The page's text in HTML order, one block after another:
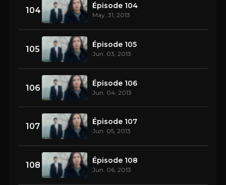
104 Épisode 104
May. 31, 2013
105 Épisode 105
Jun. 03, 2013
106 Épisode 106
Jun. 04, 2013
107 Épisode 107
Jun. 05, 2013
108 Épisode 108
Jun. 06, 2013